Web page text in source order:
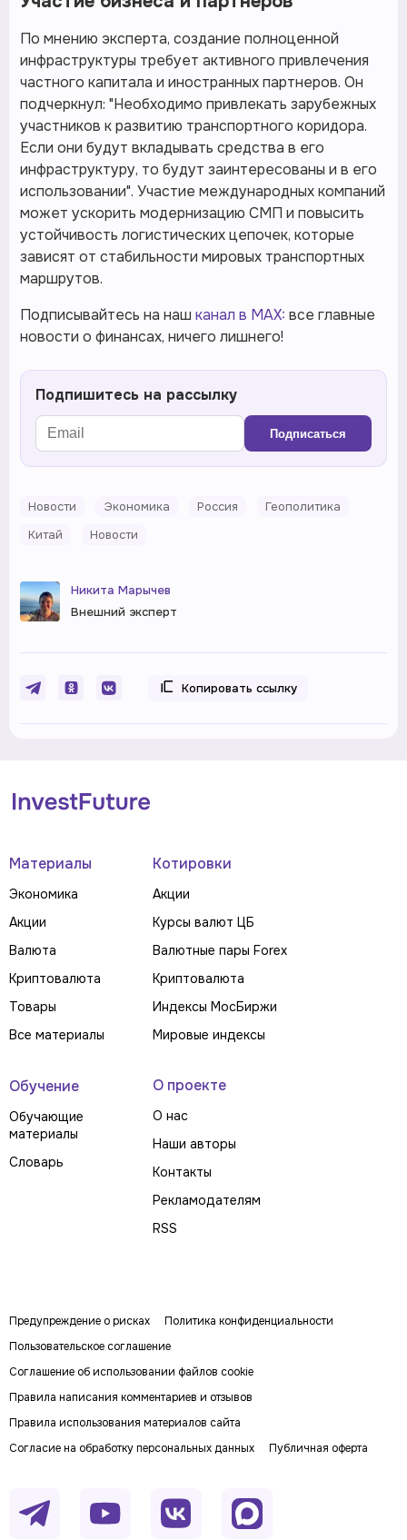
По мнению эксперта, создание полноценной
инфраструктуры требует активного привлечения
частного капитала и иностранных партнеров. Он
подчеркнул: "Необходимо привлекать зарубежных
участников к развитию транспортного коридора.
Если они будут вкладывать средства в его
инфраструктуру, то будут заинтересованы и в его
использовании". Участие международных компаний
может ускорить модернизацию СМП и повысить
устойчивость логистических цепочек, которые
зависят от стабильности мировых транспортных
маршрутов.
Подписывайтесь на наш канал в MAX: все главные
новости о финансах, ничего лишнего!
Подпишитесь на рассылку
Подписаться
Новости Экономика Россия
Геополитика
Китай
Новости
Никита Марычев
Внешний эксперт
Копировать ссылку
Материалы
Экономика
Акции
Валюта
Криптовалюта
Товары
Все материалы
Котировки
Акции
Курсы валют ЦБ
Валютные пары Forex
Криптовалюта
Индексы МосБиржи
Мировые индексы
Обучение
Обучающие
материалы
Словарь
О проекте
О нас
Наши авторы
Контакты
Рекламодателям
RSS
Предупреждение о рисках
Политика конфиденциальности
Пользовательское соглашение
Соглашение об использовании файлов cookie
Правила написания комментариев и отзывов
Правила использования материалов сайта
Согласие на обработку персональных данных
Публичная оферта